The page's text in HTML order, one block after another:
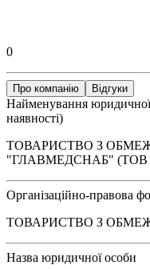
0
Про компанію Відгуки
Найменування юридичної
наявності)
ТОВАРИСТВО З
"ГЛАВМЕДСНАБ"
Організаційно-правова
ТОВАРИСТВО З
Назва юридичної особи